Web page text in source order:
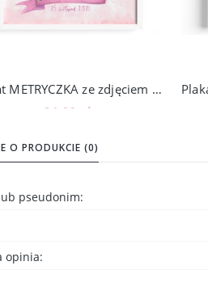
Plakat METRYCZKA ze zdjęciem 201_1
24,00 zł
O PRODUKCIE (0)
pseudonim:
opinia: